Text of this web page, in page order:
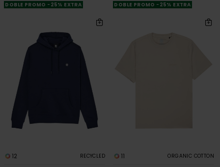
DOBLE PROMO -25% EXTRA
DOBLE PROMO -25% EXTRA
12 RECYCLED 11 ORGANIC COTTON